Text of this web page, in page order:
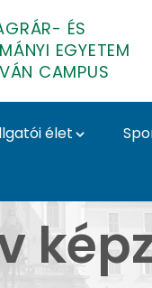
ÉS
EGYETEM
CAMPUS
élet